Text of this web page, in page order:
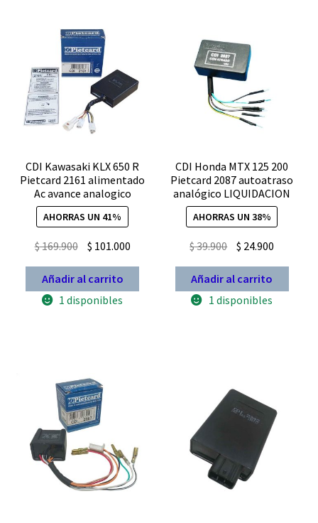
de
RPM
cantidad
CDI Kawasaki KLX 650 R
Pietcard 2161 alimentado
Ac avance analogico
AHORRAS UN 41%
$169.900 El
original
era:
$ 101.000El
Añadir al carrito
1 disponibles
CDI Honda MTX 125 200
Pietcard 2087 autoatraso
analógico LIQUIDACION
AHORRAS UN 38%
$39.900 El
original
era:
$ 24.900
Añadir al carrito
1 disponibles